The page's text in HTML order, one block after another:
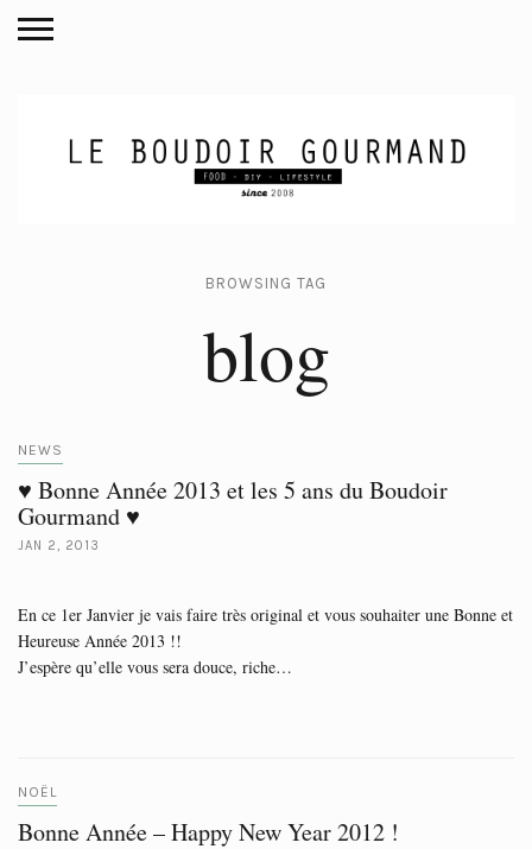
BROWSING TAG
blog
NEWS
♥ Bonne Année 2013 et les 5 ans du Boudoir
Gourmand ♥
JAN 2, 2013
En ce 1er Janvier je vais faire très original et vous souhaiter une Bonne et
Heureuse Année 2013 !!
J’espère qu’elle vous sera douce, riche…
NOËL
Bonne Année – Happy New Year 2012 !